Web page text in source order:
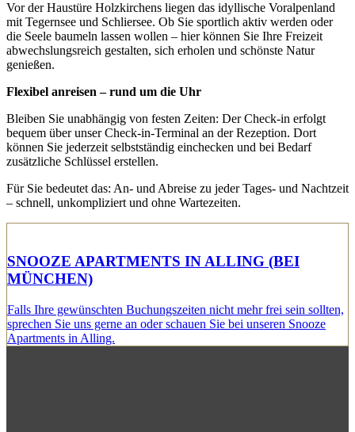
Vor der Haustüre Holzkirchens liegen das idyllische Voralpenland
mit Tegernsee und Schliersee. Ob Sie sportlich aktiv werden oder
die Seele baumeln lassen wollen – hier können Sie Ihre Freizeit
abwechslungsreich gestalten, sich erholen und schönste Natur
genießen.
Flexibel anreisen – rund um die Uhr
Bleiben Sie unabhängig von festen Zeiten: Der Check-in erfolgt
bequem über unser Check-in-Terminal an der Rezeption. Dort
können Sie jederzeit selbstständig einchecken und bei Bedarf
zusätzliche Schlüssel erstellen.
Für Sie bedeutet das: An- und Abreise zu jeder Tages- und Nachtzeit
– schnell, unkompliziert und ohne Wartezeiten.
SNOOZE APARTMENTS IN ALLING (BEI
MÜNCHEN)
Falls Ihre gewünschten Buchungszeiten nicht mehr frei sein sollten,
sprechen Sie uns gerne an oder schauen Sie bei unseren Snooze
Apartments in Alling.